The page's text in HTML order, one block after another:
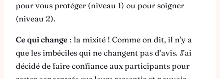
pour vous protéger (niveau 1) ou pour soigner
(niveau 2).
Ce qui change : la mixité ! Comme on dit, il n’y a
que les imbéciles qui ne changent pas d’avis. J’ai
décidé de faire confiance aux participants pour